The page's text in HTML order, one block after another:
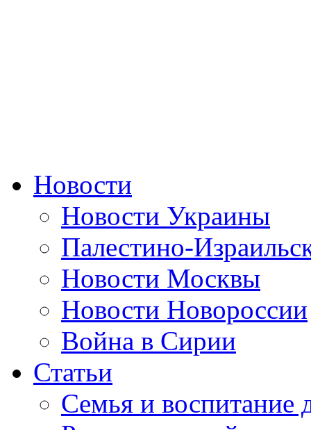
Новости
Новости Украины
Палестино-
Новости Москвы
Новости Новороссии
Война в Сирии
Статьи
Семья и воспитание